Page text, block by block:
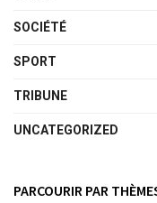
SOCIÉTÉ
SPORT
TRIBUNE
UNCATEGORIZED
PARCOURIR PAR